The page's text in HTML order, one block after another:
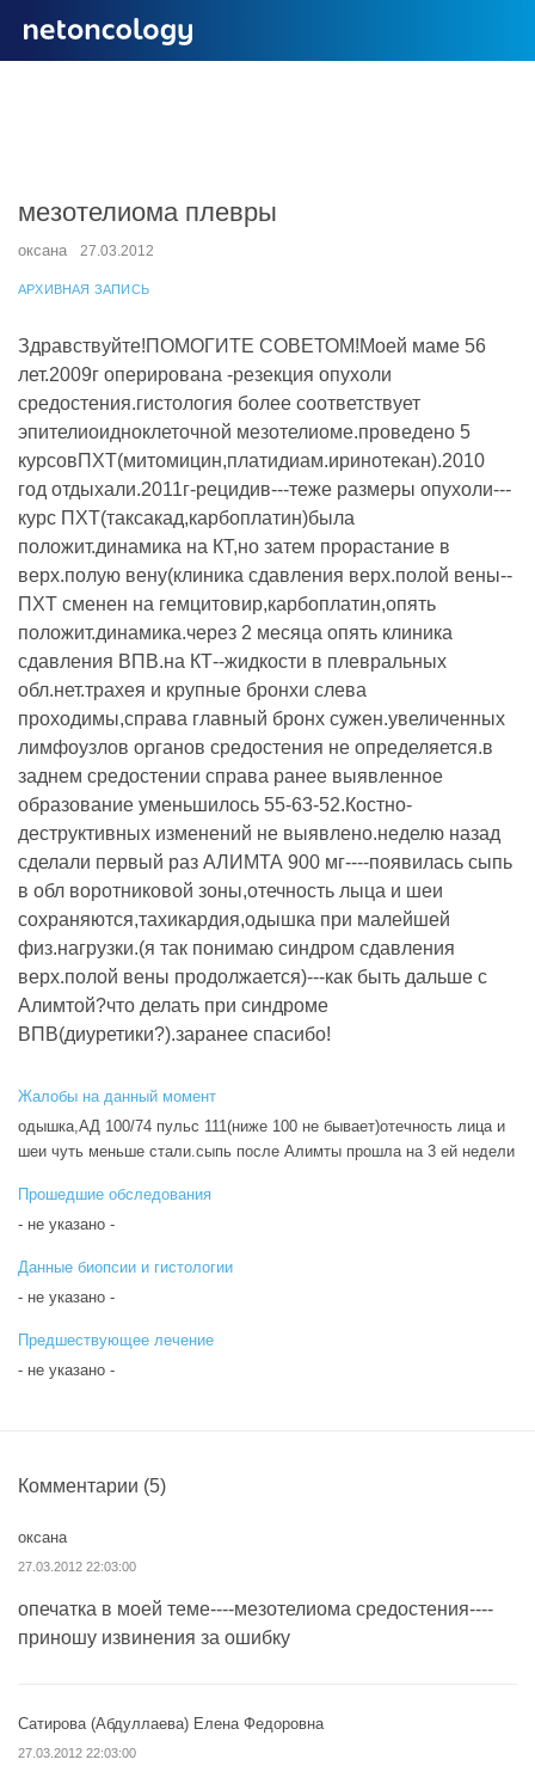
мезотелиома плевры
оксана 27.03.2012
АРХИВНАЯ ЗАПИСЬ
Здравствуйте!ПОМОГИТЕ СОВЕТОМ!Моей маме 56
лет.2009г оперирована -резекция опухоли
средостения.гистология более соответствует
эпителиоидноклеточной мезотелиоме.проведено 5
курсовПХТ(митомицин,платидиам.иринотекан).2010
год отдыхали.2011г-рецидив---теже размеры опухоли---
курс ПХТ(таксакад,карбоплатин)была
положит.динамика на КТ,но затем прорастание в
верх.полую вену(клиника сдавления верх.полой вены--
ПХТ сменен на гемцитовир,карбоплатин,опять
положит.динамика.через 2 месяца опять клиника
сдавления ВПВ.на КТ--жидкости в плевральных
обл.нет.трахея и крупные бронхи слева
проходимы,справа главный бронх сужен.увеличенных
лимфоузлов органов средостения не определяется.в
заднем средостении справа ранее выявленное
образование уменьшилось 55-63-52.Костно-
деструктивных изменений не выявлено.неделю назад
сделали первый раз АЛИМТА 900 мг----появилась сыпь
в обл воротниковой зоны,отечность лыца и шеи
сохраняются,тахикардия,одышка при малейшей
физ.нагрузки.(я так понимаю синдром сдавления
верх.полой вены продолжается)---как быть дальше с
Алимтой?что делать при синдроме
ВПВ(диуретики?).заранее спасибо!
Жалобы на данный момент
одышка,АД 100/74 пульс 111(ниже 100 не бывает)отечность лица и
шеи чуть меньше стали.сыпь после Алимты прошла на 3 ей недели
Прошедшие обследования
- не указано -
Данные биопсии и гистологии
- не указано -
Предшествующее лечение
- не указано -
Комментарии (5)
оксана
27.03.2012 22:03:00
опечатка в моей теме----мезотелиома средостения----
приношу извинения за ошибку
Сатирова (Абдуллаева) Елена Федоровна
27.03.2012 22:03:00